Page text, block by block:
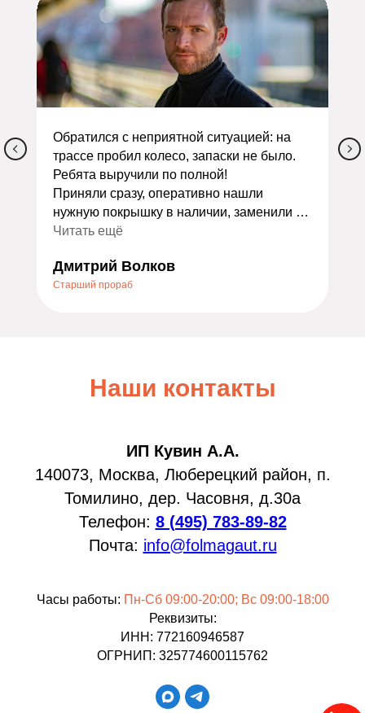
Обратился с неприятной ситуацией: на
трассе пробил колесо, запаски не было.
Ребята выручили по полной!
Приняли сразу, оперативно нашли
нужную покрышку в наличии, заменили и
сделали балансировку. Всё заняло
экстренному случаю — очень приятно.
Порадовало отношение: не стали
Читать ещё
Дмитрий Волков
Старший прораб
Наши контакты
ИП Кувин А.А.
140073, Москва, Люберецкий район, п.
Томилино, дер. Часовня, д.30а
Телефон: 8 (495) 783-89-82
Почта: info@folmagaut.ru
Часы работы: Пн-Сб 09:00-20:00; Вс 09:00-18:00
Реквизиты:
ИНН: 772160946587
ОГРНИП: 325774600115762